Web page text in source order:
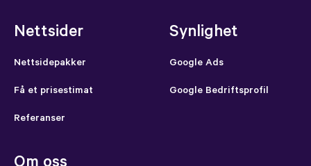
Nettsider
Nettsidepakker
Få et prisestimat
Referanser
Synlighet
Google Ads
Google Bedriftsprofil